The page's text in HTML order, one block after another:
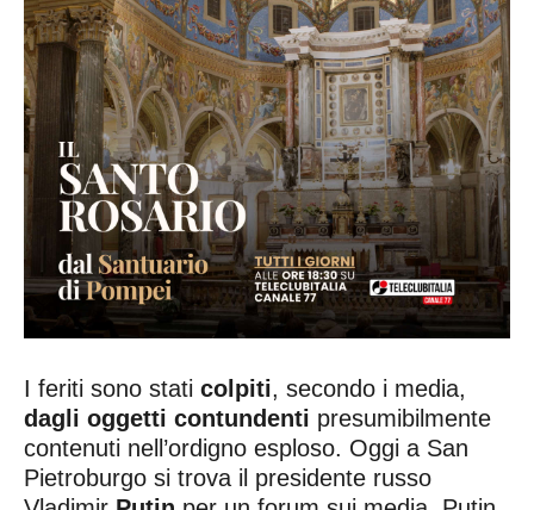
I feriti sono stati colpiti, secondo i media,
dagli oggetti contundenti presumibilmente
contenuti nell’ordigno esploso. Oggi a San
Pietroburgo si trova il presidente russo